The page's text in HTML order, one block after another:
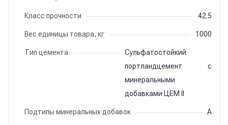
Класс прочности 42.5
Вес единицы товара, кг 1000
Тип цемента
Сульфатостойкий
портландцемент с
минеральными
добавками ЦЕМ II
Подтипы минеральных добавок A